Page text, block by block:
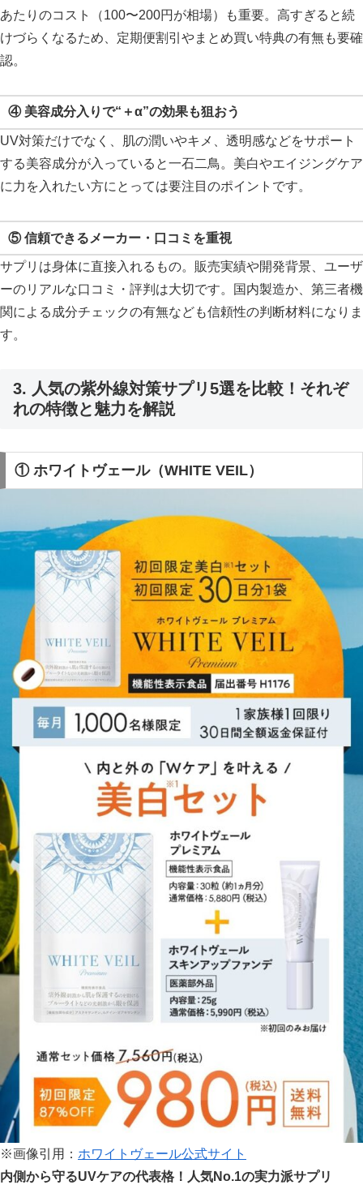
あたりのコスト（100〜200円が相場）も重要。高すぎると続
けづらくなるため、定期便割引やまとめ買い特典の有無も要確
認。
④ 美容成分入りで“＋α”の効果も狙おう
UV対策だけでなく、肌の潤いやキメ、透明感などをサポート
する美容成分が入っていると一石二鳥。美白やエイジングケア
に力を入れたい方にとっては要注目のポイントです。
⑤ 信頼できるメーカー・口コミを重視
サプリは身体に直接入れるもの。販売実績や開発背景、ユーザ
ーのリアルな口コミ・評判は大切です。国内製造か、第三者機
関による成分チェックの有無なども信頼性の判断材料になりま
す。
3. 人気の紫外線対策サプリ5選を比較！それぞ
れの特徴と魅力を解説
① ホワイトヴェール（WHITE VEIL）
※画像引用： ホワイトヴェール公式サイト
内側から守るUVケアの代表格！人気No.1の実力派サプリ